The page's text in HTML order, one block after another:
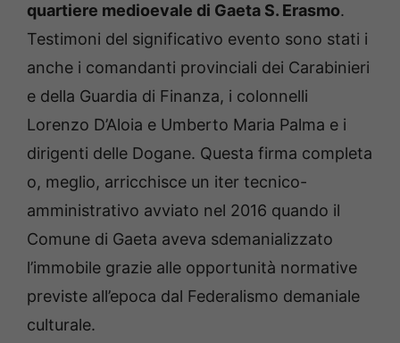
quartiere medioevale di Gaeta S. Erasmo.
Testimoni del significativo evento sono stati i
anche i comandanti provinciali dei Carabinieri
e della Guardia di Finanza, i colonnelli
Lorenzo D’Aloia e Umberto Maria Palma e i
dirigenti delle Dogane. Questa firma completa
o, meglio, arricchisce un iter tecnico-
amministrativo avviato nel 2016 quando il
Comune di Gaeta aveva sdemanializzato
l’immobile grazie alle opportunità normative
previste all’epoca dal Federalismo demaniale
culturale.